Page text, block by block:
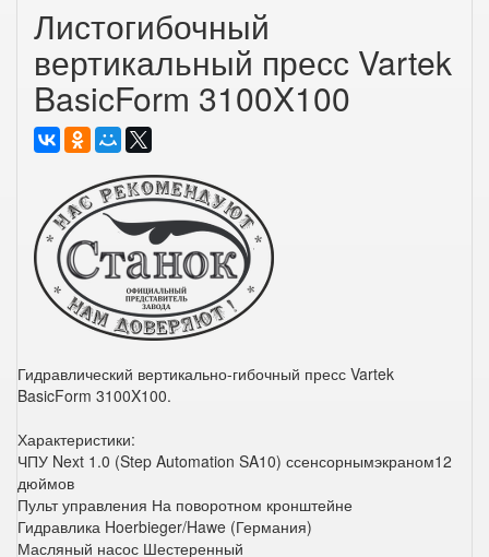
Листогибочный
вертикальный пресс Vartek
BasicForm 3100X100
Гидравлический вертикально-гибочный пресс Vartek
BasicForm 3100X100.
Характеристики:
ЧПУ Next 1.0 (Step Automation SA10) ссенсорнымэкраном12
дюймов
Пульт управления На поворотном кронштейне
Гидравлика Hoerbieger/Hawe (Германия)
Масляный насос Шестеренный